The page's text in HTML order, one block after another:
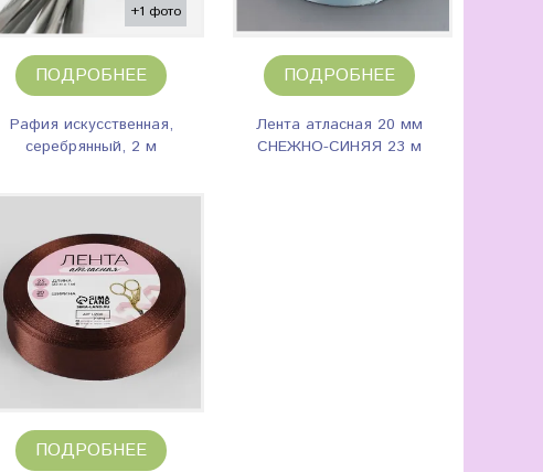
+1 фото
ПОДРОБНЕЕ
Рафия искусственная,
серебрянный, 2 м
ПОДРОБНЕЕ
Лента атласная 20 мм
СНЕЖНО-СИНЯЯ 23 м
ПОДРОБНЕЕ